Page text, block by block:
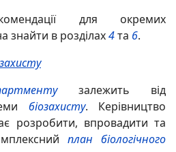
для окремих
знайти в розділах4та 6.
залежить від
біозахисту. Керівництво
розробити, впровадити та
план біологічного